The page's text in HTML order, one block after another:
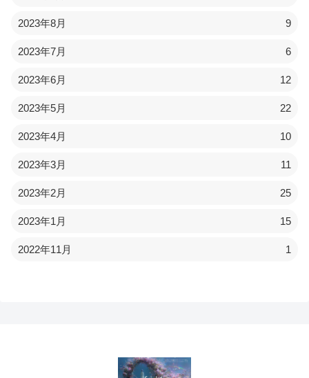
2023年8月 9
2023年7月 6
2023年6月 12
2023年5月 22
2023年4月 10
2023年3月 11
2023年2月 25
2023年1月 15
2022年11月 1